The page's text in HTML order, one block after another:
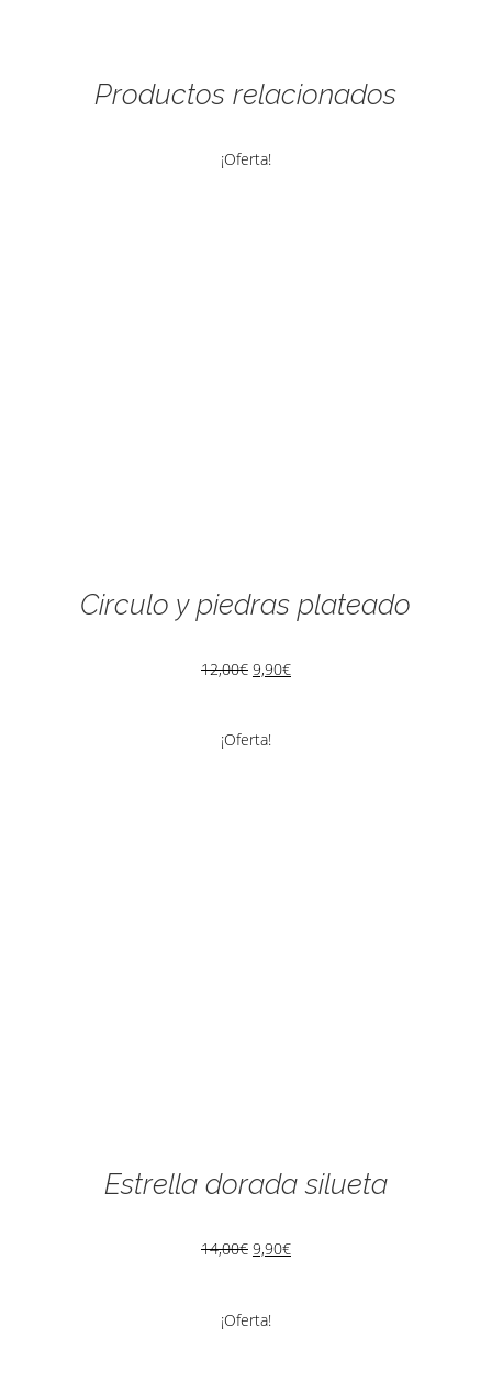
Productos relacionados
¡Oferta!
Circulo y piedras plateado
12,00€ 9,90€
¡Oferta!
Estrella dorada silueta
14,00€ 9,90€
¡Oferta!